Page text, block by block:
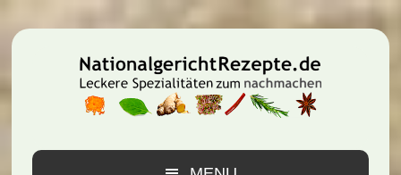
Hauptnavigation
Inhalt
Seitenspalte